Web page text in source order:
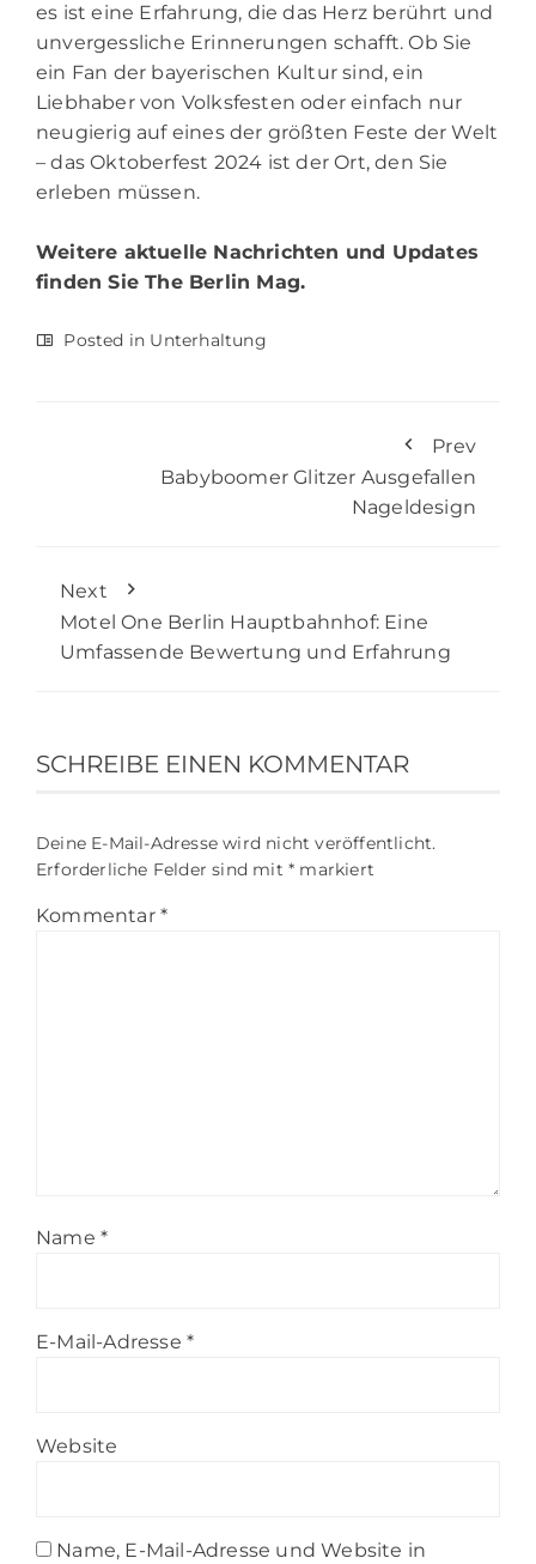
es ist eine Erfahrung, die das Herz berührt und
unvergessliche Erinnerungen schafft. Ob Sie
ein Fan der bayerischen Kultur sind, ein
Liebhaber von Volksfesten oder einfach nur
neugierig auf eines der größten Feste der Welt
– das Oktoberfest 2024 ist der Ort, den Sie
erleben müssen.
Weitere aktuelle Nachrichten und Updates
finden SieThe Berlin Mag.
Posted in Unterhaltung
Prev
Babyboomer Glitzer Ausgefallen
Nageldesign
Next
Motel One Berlin Hauptbahnhof: Eine
Umfassende Bewertung und Erfahrung
SCHREIBE EINEN KOMMENTAR
Deine E-Mail-Adresse wird nicht veröffentlicht.
Erforderliche Felder sind mit * markiert
Kommentar *
Name *
E-Mail-Adresse *
Website
Name, E-Mail-Adresse und Website in